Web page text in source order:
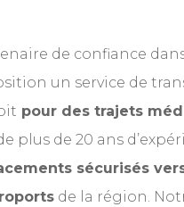
de confiance
un service de
pour des trajets
plus de 20 ans
sécurisés
de la région.